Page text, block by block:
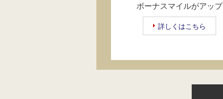
ボーナスマイルがアップ
詳しくはこちら